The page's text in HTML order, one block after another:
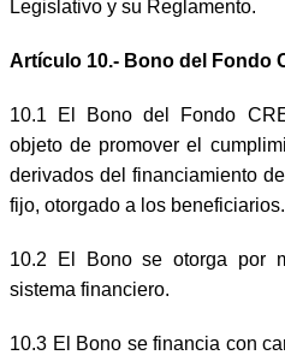
Legislativo y su Reglamento.
Artículo 10.- Bono del Fondo
10.1 El Bono del Fondo
objeto de promover el
derivados del financiamiento
fijo, otorgado a los beneficiarios.
10.2 El Bono se otorga por
sistema financiero.
10.3 El Bono se financia con